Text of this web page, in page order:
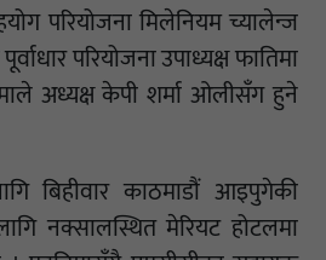
परियोजना मिलेनियम च्यालेन्ज
परियोजना उपाध्यक्ष फातिमा
अध्यक्ष केपी शर्मा ओलीसँग हुने
बिहीवार काठमाडौं आइपुगेकी
नक्सालस्थित मेरियट होटलमा